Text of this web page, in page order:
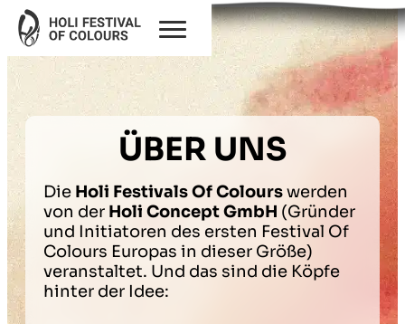
ÜBER UNS
Die Holi Festivals Of Colourswerden
von der Holi Concept GmbH (Gründer
und Initiatoren des ersten Festival Of
Colours Europas in dieser Größe)
veranstaltet. Und das sind die Köpfe
hinter der Idee: